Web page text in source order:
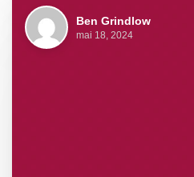
Ben Grindlow
mai 18, 2024